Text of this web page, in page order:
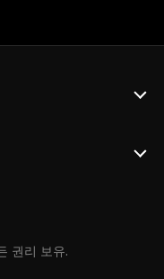
권리 보유.